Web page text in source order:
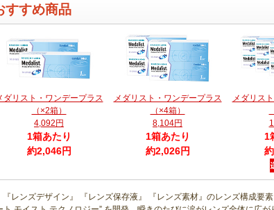
すめ商品
ダリスト・ワンデープラス
（×2箱）
4,092円
1箱あたり
約2,046円
メダリスト・ワンデープラス
（×4箱）
8,104円
1箱あたり
約2,026円
メダリス
1
『レンズデザイン』 『レンズ保存液』 『レンズ素材』のレンズ構成要